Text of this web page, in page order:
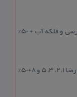
لیست هتل آپارتمان های مشهد در هتل خیابان طبرسی و فلکه آب + 50%
رزرو هتل در خیابان امام رضا مشهد | هتل‌ های امام رضا 1، 2، 3، 5 و 8+50%